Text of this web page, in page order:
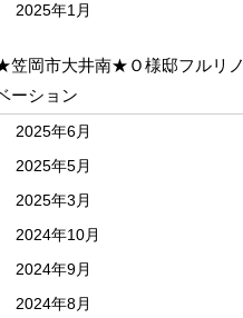
2025年1月
笠岡市大井南★Ｏ様邸フルリノ
ーション
2025年6月
2025年5月
2025年3月
2024年10月
2024年9月
2024年8月